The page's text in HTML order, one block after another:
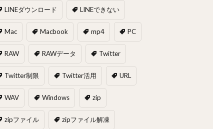
LINEダウンロード LINEできない
Mac Macbook mp4 PC
RAW RAWデータ Twitter
Twitter制限 Twitter活用 URL
WAV Windows zip
zipファイル zipファイル解凍